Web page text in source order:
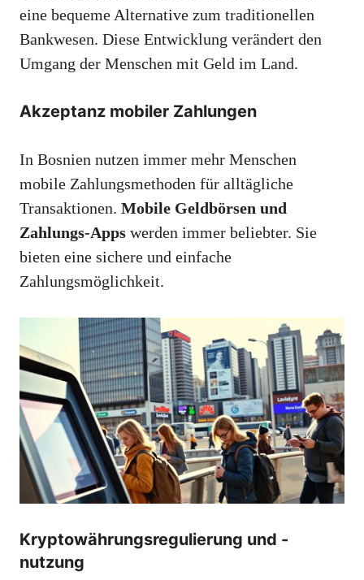
eine bequeme Alternative zum traditionellen
Bankwesen. Diese Entwicklung verändert den
Umgang der Menschen mit Geld im Land.
Akzeptanz mobiler Zahlungen
In Bosnien nutzen immer mehr Menschen
mobile Zahlungsmethoden für alltägliche
Transaktionen. Mobile Geldbörsen und
Zahlungs-Apps werden immer beliebter. Sie
bieten eine sichere und einfache
Zahlungsmöglichkeit.
Kryptowährungsregulierung und -
nutzung